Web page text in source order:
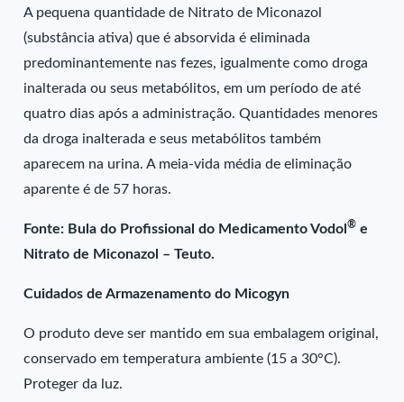
A pequena quantidade de Nitrato de Miconazol
(substância ativa) que é absorvida é eliminada
predominantemente nas fezes, igualmente como droga
inalterada ou seus metabólitos, em um período de até
quatro dias após a administração. Quantidades menores
da droga inalterada e seus metabólitos também
aparecem na urina. A meia-vida média de eliminação
aparente é de 57 horas.
Fonte: Bula do Profissional do Medicamento Vodol® e
Nitrato de Miconazol – Teuto.
Cuidados de Armazenamento do Micogyn
O produto deve ser mantido em sua embalagem original,
conservado em temperatura ambiente (15 a 30°C).
Proteger da luz.